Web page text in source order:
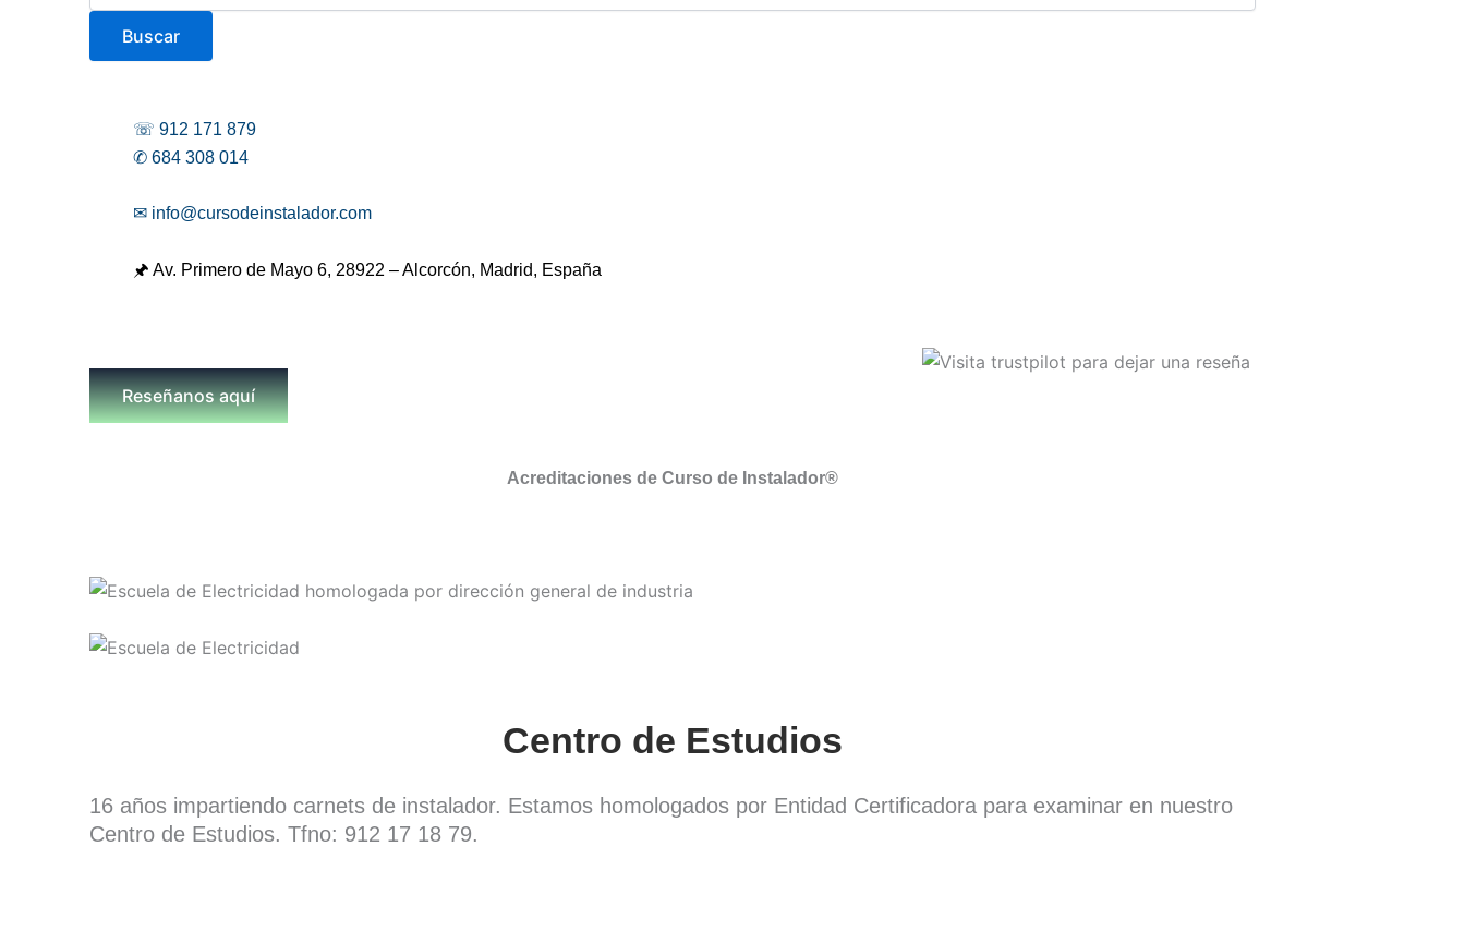
Buscar
☏ 912 171 879
✆ 684 308 014
✉ info@cursodeinstalador.com
🖈 Av. Primero de Mayo 6, 28922 – Alcorcón, Madrid, España
Reseñanos aquí
Acreditaciones de Curso de Instalador®
Centro de Estudios
16 años impartiendo carnets de instalador. Estamos homologados por Entidad Certificadora para examinar en nuestro
Centro de Estudios. Tfno: 912 17 18 79.